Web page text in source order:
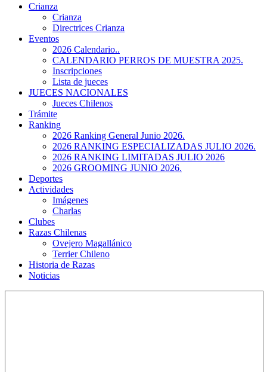
Crianza
Crianza
Directrices Crianza
Eventos
2026 Calendario..
CALENDARIO PERROS DE MUESTRA 2025.
Inscripciones
Lista de jueces
JUECES NACIONALES
Jueces Chilenos
Trámite
Ranking
2026 Ranking General Junio 2026.
2026 RANKING ESPECIALIZADAS JULIO 2026.
2026 RANKING LIMITADAS JULIO 2026
2026 GROOMING JUNIO 2026.
Deportes
Actividades
Imágenes
Charlas
Clubes
Razas Chilenas
Ovejero Magallánico
Terrier Chileno
Historia de Razas
Noticias